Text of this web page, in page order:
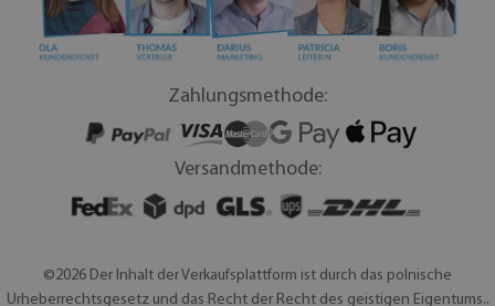
Zahlungsmethode:
Versandmethode:
©2026 Der Inhalt der Verkaufsplattform ist durch das polnische
Urheberrechtsgesetz und das Recht der Recht des geistigen Eigentums..